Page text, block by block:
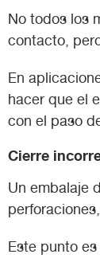
No todos los
contacto,
En
hacer que el
con el paso
Cierre
Un embalaje
Este punto